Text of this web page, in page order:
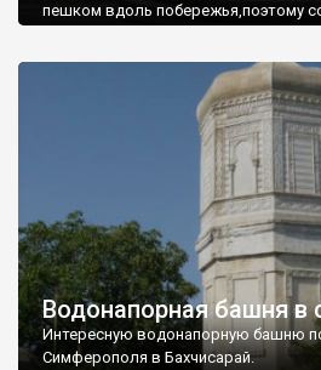
пешком вдоль побережья,поэтому
Водонапорная башня в
Интересную водонапорную башню
Симферополя в Бахчисарай.